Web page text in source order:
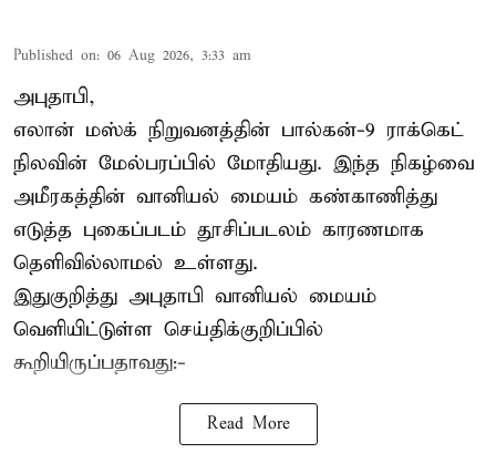
Published on: 06 Aug 2026, 3:33 am
அபுதாபி,
எலான் மஸ்க் நிறுவனத்தின் பால்கன்-9 ராக்கெட்
நிலவின் மேல்பரப்பில் மோதியது. இந்த நிகழ்வை
அமீரகத்தின் வானியல் மையம் கண்காணித்து
எடுத்த புகைப்படம் தூசிப்படலம் காரணமாக
தெளிவில்லாமல் உள்ளது.
இதுகுறித்து அபுதாபி வானியல் மையம்
வெளியிட்டுள்ள செய்திக்குறிப்பில்
கூறியிருப்பதாவது:-
Read More